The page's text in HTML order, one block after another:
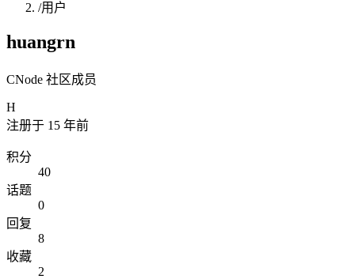
/用户
huangrn
CNode 社区成员
H
注册于 15 年前
积分
40
话题
0
回复
8
收藏
2